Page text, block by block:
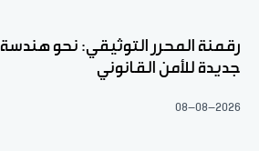
رقمنة المحرر التوثيقي: نحو هندسة
جديدة للأمن القانوني
08-08-2026